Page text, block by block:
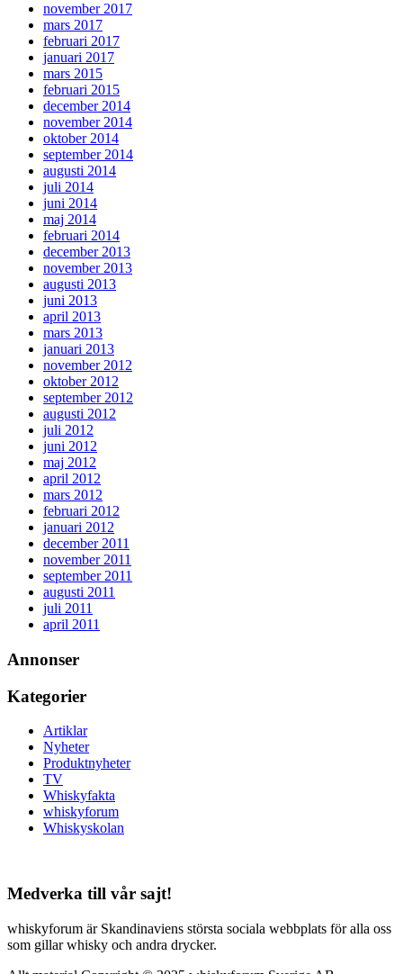
november 2017
mars 2017
februari 2017
januari 2017
mars 2015
februari 2015
december 2014
november 2014
oktober 2014
september 2014
augusti 2014
juli 2014
juni 2014
maj 2014
februari 2014
december 2013
november 2013
augusti 2013
juni 2013
april 2013
mars 2013
januari 2013
november 2012
oktober 2012
september 2012
augusti 2012
juli 2012
juni 2012
maj 2012
april 2012
mars 2012
februari 2012
januari 2012
december 2011
november 2011
september 2011
augusti 2011
juli 2011
april 2011
Annonser
Kategorier
Artiklar
Nyheter
Produktnyheter
TV
Whiskyfakta
whiskyforum
Whiskyskolan
Medverka till vår sajt!
whiskyforum är Skandinaviens största sociala webbplats för alla oss
som gillar whisky och andra drycker.